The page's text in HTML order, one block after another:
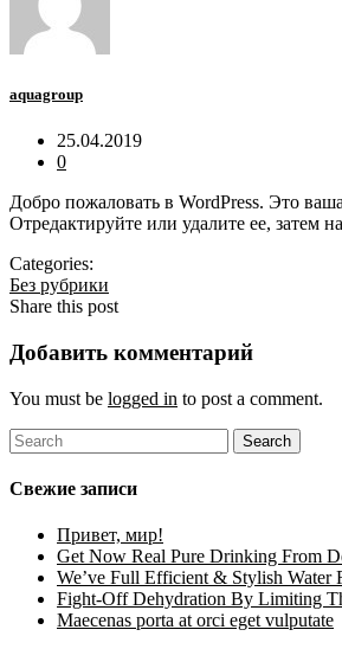
aquagroup
25.04.2019
0
Добро пожаловать в WordPress. Это
Отредактируйте или удалите ее, затем
Categories:
Без рубрики
Share this post
Добавить комментарий
You must be logged in to post a comment.
Свежие записи
Привет, мир!
Get Now Real Pure Drinking From
We’ve Full Efficient & Stylish Water
Fight-Off Dehydration By Limiting
Maecenas porta at orci eget vulputate